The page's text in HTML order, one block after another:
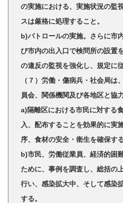
の実施における、実施状況の監
スは厳格に処理すること。
b)パトロールの実施。さらに市
び市内の出入口で検問所の設置
の違反の監視を強化し、規定に
（７）労働・傷病兵・社会局は
員会、関係機関及び各地区と協
a)隔離区における市民に対する
入、配布することを効果的に実
序、食材の安全・衛生を確保する
b)市民、労働従業員、経済的困
ために、事例を調査し、総括の
行い、感染拡大中、そして感染
する。